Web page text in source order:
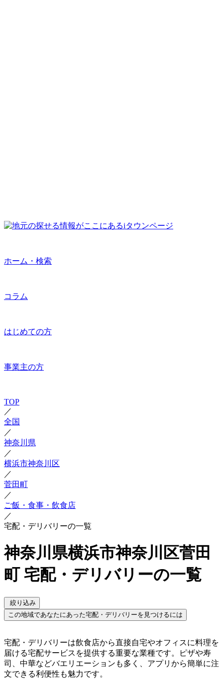
ホーム・検索
コラム
はじめての方
事業主の方
TOP
／
全国
／
神奈川県
／
横浜市神奈川区
／
菅田町
／
ご飯・食事・飲食店
／
宅配・デリバリーの一覧
神奈川県横浜市神奈川区菅田
町 宅配・デリバリーの一覧
絞り込み
この地域であなたにあった宅配・デリバリーを見つけるには
宅配・デリバリーは飲食店から直接自宅やオフィスに料理を
届ける宅配サービスを提供する重要な業種です。ピザや寿
司、中華などバエリエーションも多く、アプリから簡単に注
文できる利便性も魅力です。